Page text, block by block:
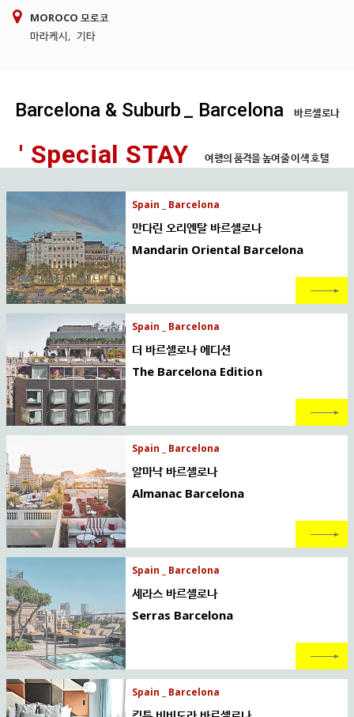
MOROCO 모로코
마라케시, 기타
Barcelona & Suburb_ Barcelona 바르셀로나
' Special STAY 여행의 품격을 높여줄 이색 호텔
Spain _ Barcelona
만다린 오리엔탈 바르셀로나
Mandarin Oriental Barcelona
Spain _ Barcelona
더 바르셀로나 에디션
The Barcelona Edition
Spain _ Barcelona
알마낙 바르셀로나
Almanac Barcelona
Spain _ Barcelona
세라스 바르셀로나
Serras Barcelona
Spain _ Barcelona